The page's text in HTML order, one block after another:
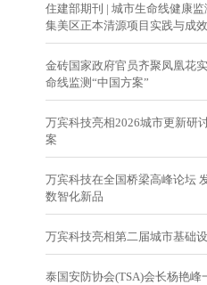
住建部期刊 | 城市生命线健康
集美区正本清源项目实践与成效
金砖国家政府官员齐聚凤凰花
命线监测“中国方案”
万宾科技亮相2026城市更新研
案
万宾科技在全国桥梁高峰论坛
数智化新品
万宾科技亮相第二届城市基础
泰国安防协会(TSA)会长杨艳